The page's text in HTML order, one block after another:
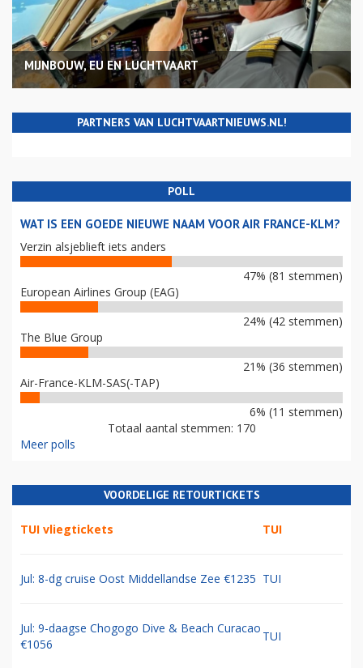
MIJNBOUW, EU EN LUCHTVAART
PARTNERS VAN LUCHTVAARTNIEUWS.NL!
POLL
WAT IS EEN GOEDE NIEUWE NAAM VOOR AIR FRANCE-KLM?
Verzin alsjeblieft iets anders
47% (81 stemmen)
European Airlines Group (EAG)
24% (42 stemmen)
The Blue Group
21% (36 stemmen)
Air-France-KLM-SAS(-TAP)
6% (11 stemmen)
Totaal aantal stemmen: 170
Meer polls
VOORDELIGE RETOURTICKETS
TUI vliegtickets TUI
Jul: 8-dg cruise Oost Middellandse Zee €1235 TUI
Jul: 9-daagse Chogogo Dive & Beach Curacao
€1056
TUI